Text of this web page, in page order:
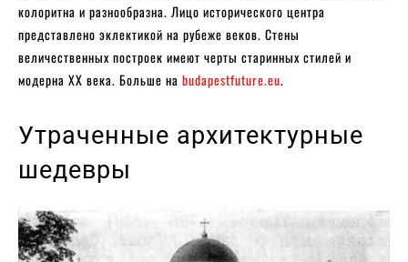
колоритна и разнообразна. Лицо исторического центра
представлено эклектикой на рубеже веков. Стены
величественных построек имеют черты старинных стилей и
модерна XX века. Больше на budapestfuture.eu.
Утраченные архитектурные
шедевры